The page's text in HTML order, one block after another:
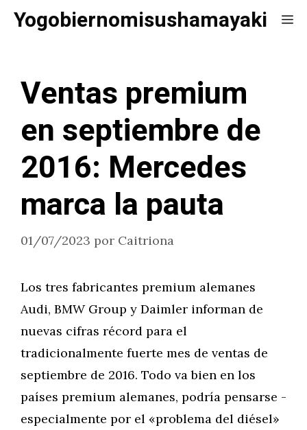
SaltarYogobiernomisushamayaki
Ventas premium
en septiembre de
2016: Mercedes
marca la pauta
01/07/2023 por Caitriona
Los tres fabricantes premium alemanes
Audi, BMW Group y Daimler informan de
nuevas cifras récord para el
tradicionalmente fuerte mes de ventas de
septiembre de 2016. Todo va bien en los
países premium alemanes, podría pensarse -
especialmente por el «problema del diésel»